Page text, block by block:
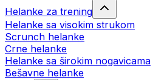
Helanke za trening
Helanke sa visokim strukom
Scrunch helanke
Crne helanke
Helanke sa širokim nogavicama
Bešavne helanke